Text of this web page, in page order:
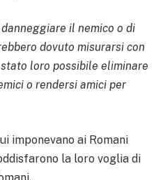
il nemico o di
dovuto misurarsi con
loro possibile eliminare
o rendersi amici per
imponevano ai Romani
la loro voglia di